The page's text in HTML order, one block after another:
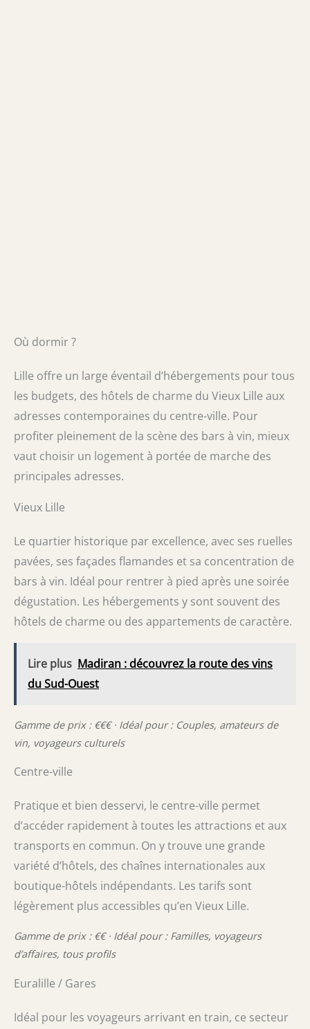
Où dormir ?
Lille offre un large éventail d’hébergements pour tous
les budgets, des hôtels de charme du Vieux Lille aux
adresses contemporaines du centre-ville. Pour
profiter pleinement de la scène des bars à vin, mieux
vaut choisir un logement à portée de marche des
principales adresses.
Vieux Lille
Le quartier historique par excellence, avec ses ruelles
pavées, ses façades flamandes et sa concentration de
bars à vin. Idéal pour rentrer à pied après une soirée
dégustation. Les hébergements y sont souvent des
hôtels de charme ou des appartements de caractère.
Lire plus Madiran : découvrez la route des vins
du Sud-Ouest
Gamme de prix : €€€ · Idéal pour : Couples, amateurs de
vin, voyageurs culturels
Centre-ville
Pratique et bien desservi, le centre-ville permet
d’accéder rapidement à toutes les attractions et aux
transports en commun. On y trouve une grande
variété d’hôtels, des chaînes internationales aux
boutique-hôtels indépendants. Les tarifs sont
légèrement plus accessibles qu’en Vieux Lille.
Gamme de prix : €€ · Idéal pour : Familles, voyageurs
d’affaires, tous profils
Euralille / Gares
Idéal pour les voyageurs arrivant en train, ce secteur